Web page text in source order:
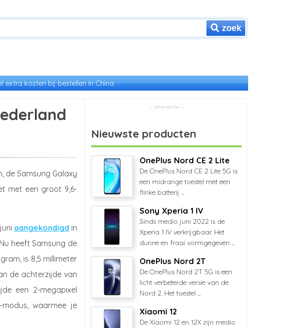
zoek
extra kosten bij bestellen in China
de Samsung Galaxy
met een groot 9,6-
aangekondigd in
heeft Samsung de
is 8,5 millimeter
de achterzijde van
een 2-megapixel
waarmee je
Nieuwste producten
OnePlus Nord CE 2 Lite
De OnePlus Nord CE 2 Lite 5G is
een midrange toestel met een
flinke batterij ...
Sony Xperia 1 IV
Sinds medio juni 2022 is de
Xperia 1 IV verkrijgbaar. Het
dunne en fraai vormgegeven ...
OnePlus Nord 2T
De OnePlus Nord 2T 5G is een
licht verbeterde versie van de
Nord 2. Het toestel ...
Xiaomi 12
De Xiaomi 12 en 12X zijn medio